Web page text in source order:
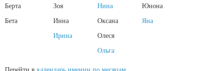
Берта
Зоя Нина
Юнона
Бета
Инна Оксана
Яна
Ирина
Олеся
Ольга